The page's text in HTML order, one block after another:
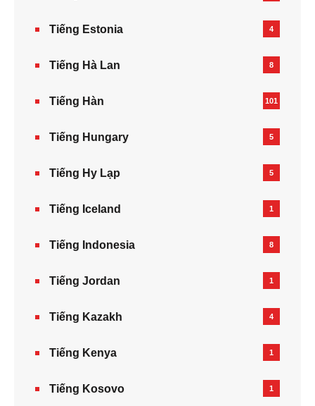
Tiếng Estonia 4
Tiếng Hà Lan 8
Tiếng Hàn 101
Tiếng Hungary 5
Tiếng Hy Lạp 5
Tiếng Iceland 1
Tiếng Indonesia 8
Tiếng Jordan 1
Tiếng Kazakh‎ 4
Tiếng Kenya 1
Tiếng Kosovo 1